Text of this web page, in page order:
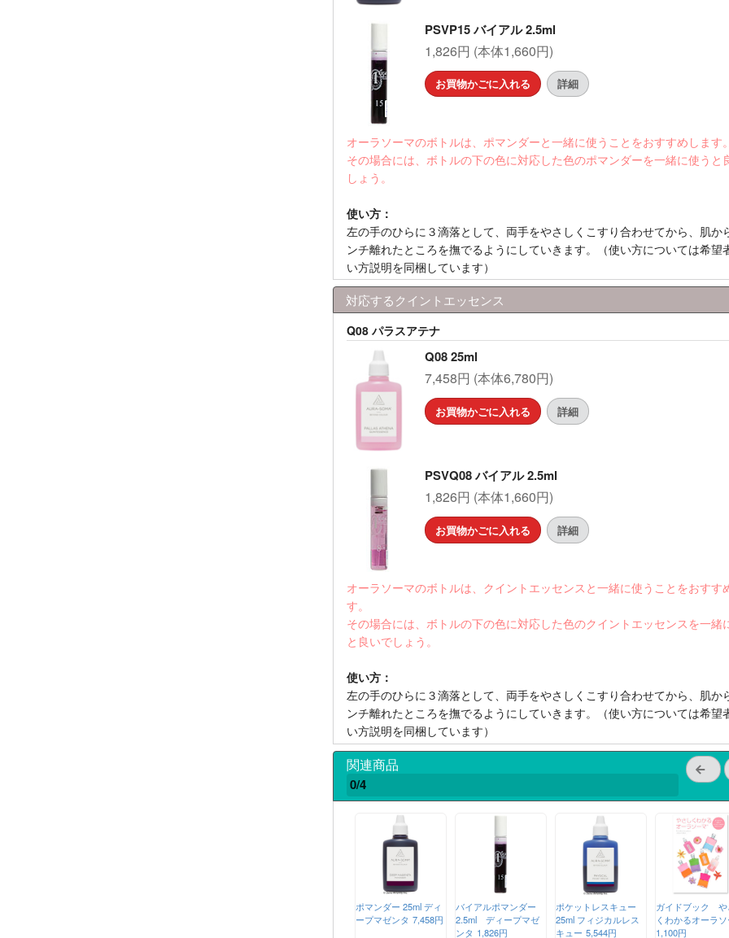
PSVP15 バイアル 2.5ml
1,826円 (本体1,660円)
お買物かごに入れる 詳細
オーラソーマのボトルは、ポマンダーと一緒に使うことをおすすめします
その場合には、ボトルの下の色に対応した色のポマンダーを一緒に使うと
しょう。
使い方：
左の手のひらに３滴落として、両手をやさしくこすり合わせてから、肌か
ンチ離れたところを撫でるようにしていきます。（使い方については希望
い方説明を同梱しています）
対応するクイントエッセンス
Q08 パラスアテナ
Q08 25ml
7,458円 (本体6,780円)
お買物かごに入れる 詳細
PSVQ08 バイアル 2.5ml
1,826円 (本体1,660円)
お買物かごに入れる 詳細
オーラソーマのボトルは、クイントエッセンスと一緒に使うことをおすす
す。
その場合には、ボトルの下の色に対応した色のクイントエッセンスを一緒
と良いでしょう。
使い方：
左の手のひらに３滴落として、両手をやさしくこすり合わせてから、肌か
ンチ離れたところを撫でるようにしていきます。（使い方については希望
い方説明を同梱しています）
関連商品
0/4
ポマンダー 25ml ディ
ープマゼンタ 7,458円
バイアルポマンダー
2.5ml ディープマゼ
ンタ 1,826円
ポケットレスキュー
25ml フィジカルレス
キュー 5,544円
ガイドブック や
くわかるオーラ
1,100円